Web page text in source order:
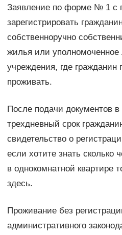
Заявление по форме № 1 с
зарегистрировать
собственноручно
жилья или
учреждения, где гражданин
проживать.
После подачи документов
трехдневный срок
свидетельство о
если хотите знать сколько
в однокомнатной квартире
здесь.
Проживание без
административного